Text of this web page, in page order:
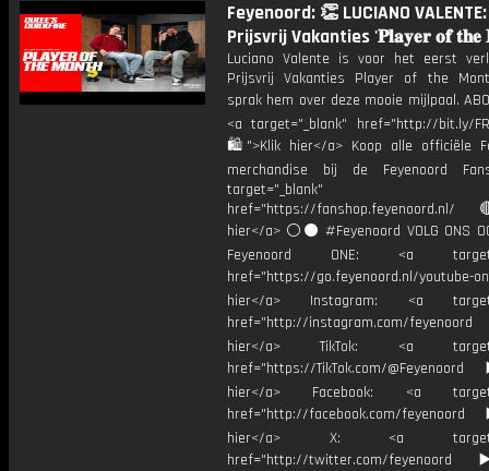
Feyenoord: 👏 LUCIANO VALENTE:
Prijsvrij Vakanties '𝐏𝐥𝐚𝐲𝐞𝐫 𝐨𝐟
Luciano Valente is voor het eerst
Prijsvrij Vakanties Player of the
sprak hem over deze mooie mijlpaal.
<a target="_blank" href="http://bit.ly/
🛍">Klik hier</a> Koop alle officiële
merchandise bij de Feyenoord
target="_blank"
href="https://
hier</a> ⚪️⚫ #Feyenoord VOLG ONS
Feyenoord ONE: <a
href="https://go.feyenoord.nl/youtube-
hier</a> Instagram: <a
href="http://instagram.com/
hier</a> TikTok: <a
href="https://TikTok.com/
hier</a> Facebook: <a
href="http://facebook.com/
hier</a> X: <a
href="http://twitter.com/